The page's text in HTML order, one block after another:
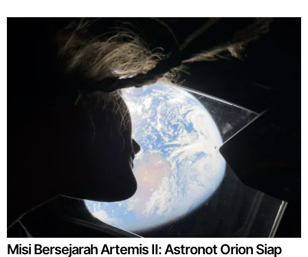
Misi Bersejarah Artemis II: Astronot Orion Siap